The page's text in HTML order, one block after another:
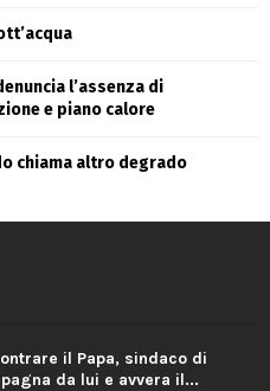
l’assenza di
e piano calore
chiama altro degrado
il Papa, sindaco di
da lui e avvera il...